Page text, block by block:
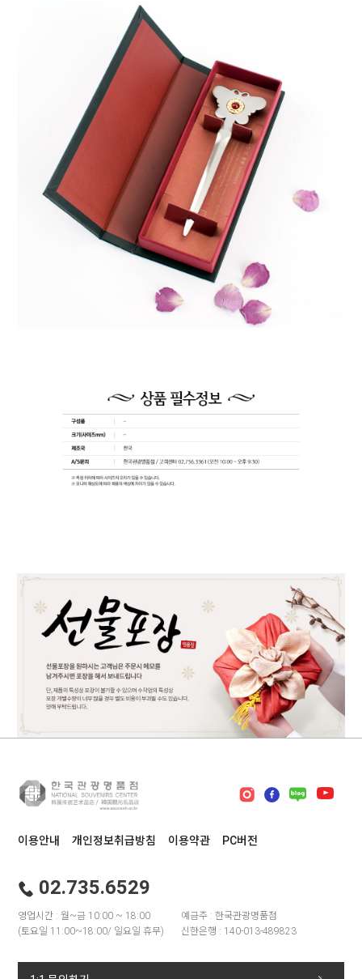
이용안내 개인정보취급방침 이용약관 PC버전
02.735.6529
영업시간 : 월~금 10:00 ~ 18:00
(토요일 11:00~18:00/ 일요일 휴무)
예금주 : 한국관광명품점
신한은행 : 140-013-489823